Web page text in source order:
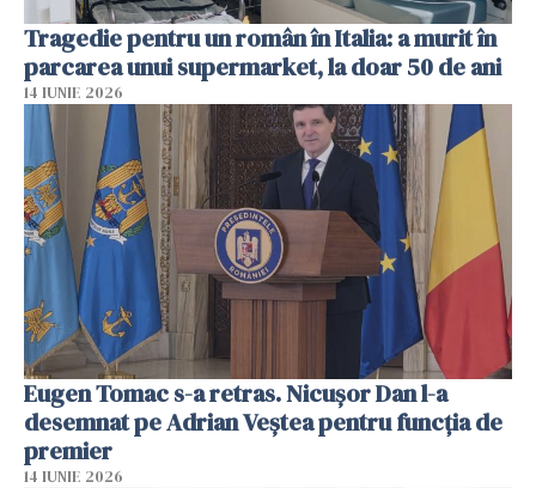
Tragedie pentru un român în Italia: a murit în
parcarea unui supermarket, la doar 50 de ani
14 IUNIE 2026
Eugen Tomac s-a retras. Nicușor Dan l-a
desemnat pe Adrian Veștea pentru funcția de
premier
14 IUNIE 2026